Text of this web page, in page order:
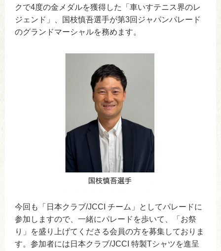
クで4度の金メダルを獲得した「車いすテニス界のレ
ジェンド」、国枝慎吾選手が第3回ジャパンパレード
のグランドマーシャルを務めます。
今回も「日本クラブ/JCCI チーム」としてパレードに
参加しますので、一緒にパレードを歩いて、「お祭
り」を盛り上げてくださる会員の方を募集しておりま
す。参加者には日本クラブ/JCCI 特製Tシャツを進呈